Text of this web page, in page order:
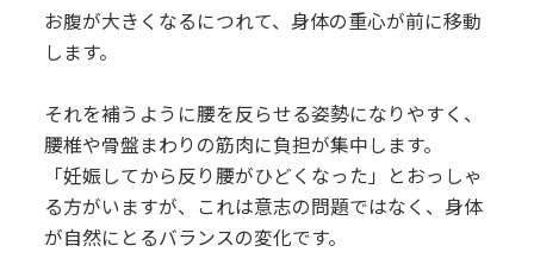
お腹が大きくなるにつれて、身体の重心が前に移動
します。
それを補うように腰を反らせる姿勢になりやすく、
腰椎や骨盤まわりの筋肉に負担が集中します。
「妊娠してから反り腰がひどくなった」とおっしゃ
る方がいますが、これは意志の問題ではなく、身体
が自然にとるバランスの変化です。